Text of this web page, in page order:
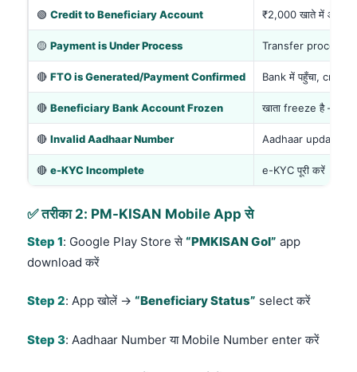
🟢 Credit to Beneficiary Account ₹2,000 खाते में आ गए
🟡 Payment is Under Process Transfer process में
🔴 FTO is Generated/Payment Confirmed Bank में पहुँचा,
🔴 Beneficiary Bank Account Frozen खाता freeze है —
🔴 Invalid Aadhaar Number Aadhaar update
🔴 e-KYC Incomplete e-KYC पूरी करें
✅ तरीका 2: PM-KISAN Mobile App से
Step 1: Google Play Store से“PMKISAN GoI” app
download करें
Step 2: App खोलें → “Beneficiary Status” select करें
Step 3: Aadhaar Number या Mobile Number enter करें